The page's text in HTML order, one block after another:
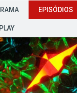
EPISÓDIOS